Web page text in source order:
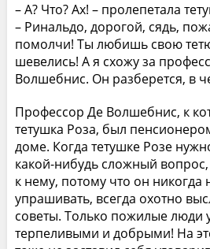
– А? Что? Ах! – пролепетала
– Ринальдо, дорогой, сядь,
помолчи! Ты любишь свою
шевелись! А я схожу за
Волшебнис. Он разберется, в
Профессор Де Волшебнис, к
тетушка Роза, был
доме. Когда тетушке Розе
какой-нибудь сложный
к нему, потому что он никогда
упрашивать, всегда охотно
советы. Только пожилые люди
терпеливыми и добрыми! На